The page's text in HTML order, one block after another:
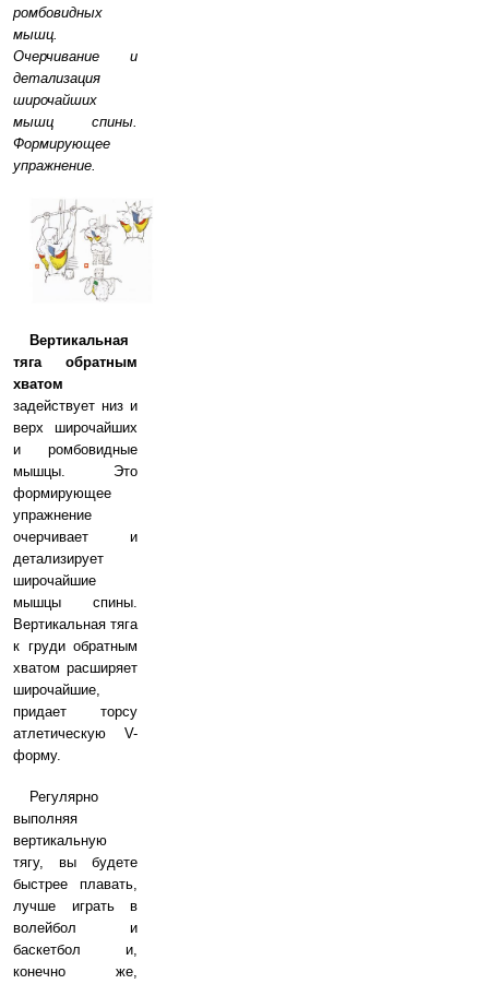
ромбовидных
мышц.
Очерчивание и
детализация
широчайших
мышц спины.
Формирующее
упражнение.
Вертикальная
тяга обратным
хватом
задействует низ и
верх широчайших
и ромбовидные
мышцы. Это
формирующее
упражнение
очерчивает и
детализирует
широчайшие
мышцы спины.
Вертикальная тяга
к груди обратным
хватом расширяет
широчайшие,
придает торсу
атлетическую V-
форму.
Регулярно
выполняя
вертикальную
тягу, вы будете
быстрее плавать,
лучше играть в
волейбол и
баскетбол и,
конечно же,